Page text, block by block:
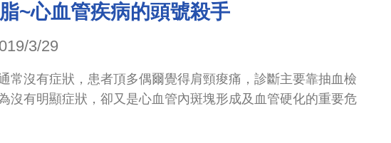
~心血管疾病的頭號殺手
3/29
常沒有症狀，患者頂多偶爾覺得肩頸痠痛，診斷主要靠抽血檢
沒有明顯症狀，卻又是心血管內斑塊形成及血管硬化的重要危